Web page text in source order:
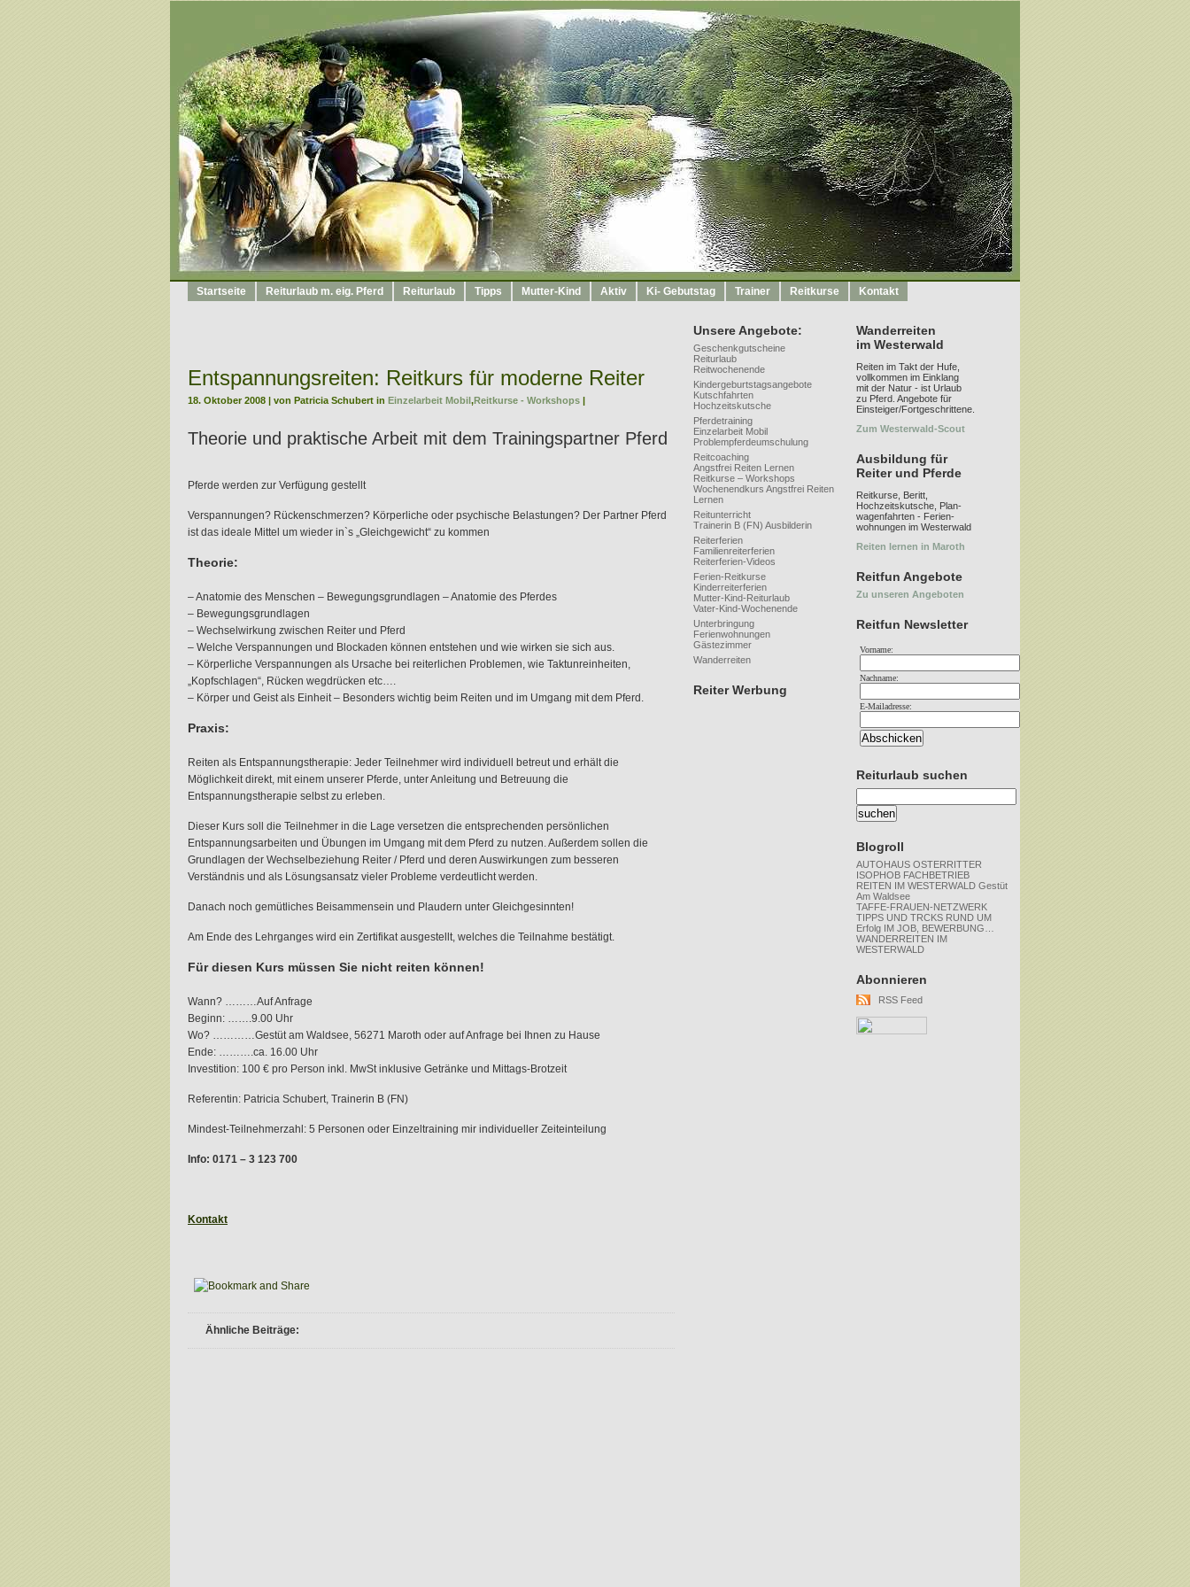
Startseite Reiturlaub m. eig. Pferd Reiturlaub Tipps Mutter-Kind Aktiv Ki- Gebutstag Trainer Reitkurse Kontakt
Entspannungsreiten: Reitkurs für moderne Reiter
18. Oktober 2008 | von Patricia Schubert in Einzelarbeit Mobil,Reitkurse - Workshops |
Theorie und praktische Arbeit mit dem Trainingspartner Pferd
Pferde werden zur Verfügung gestellt
Verspannungen? Rückenschmerzen? Körperliche oder psychische Belastungen? Der Partner Pferd
ist das ideale Mittel um wieder in`s „Gleichgewicht“ zu kommen
Theorie:
– Anatomie des Menschen – Bewegungsgrundlagen – Anatomie des Pferdes
– Bewegungsgrundlagen
– Wechselwirkung zwischen Reiter und Pferd
– Welche Verspannungen und Blockaden können entstehen und wie wirken sie sich aus.
– Körperliche Verspannungen als Ursache bei reiterlichen Problemen, wie Taktunreinheiten,
„Kopfschlagen“, Rücken wegdrücken etc….
– Körper und Geist als Einheit – Besonders wichtig beim Reiten und im Umgang mit dem Pferd.
Praxis:
Reiten als Entspannungstherapie: Jeder Teilnehmer wird individuell betreut und erhält die
Möglichkeit direkt, mit einem unserer Pferde, unter Anleitung und Betreuung die
Entspannungstherapie selbst zu erleben.
Dieser Kurs soll die Teilnehmer in die Lage versetzen die entsprechenden persönlichen
Entspannungsarbeiten und Übungen im Umgang mit dem Pferd zu nutzen. Außerdem sollen die
Grundlagen der Wechselbeziehung Reiter / Pferd und deren Auswirkungen zum besseren
Verständnis und als Lösungsansatz vieler Probleme verdeutlicht werden.
Danach noch gemütliches Beisammensein und Plaudern unter Gleichgesinnten!
Am Ende des Lehrganges wird ein Zertifikat ausgestellt, welches die Teilnahme bestätigt.
Für diesen Kurs müssen Sie nicht reiten können!
Wann? ………Auf Anfrage
Beginn: …….9.00 Uhr
Wo? …………Gestüt am Waldsee, 56271 Maroth oder auf Anfrage bei Ihnen zu Hause
Ende: ……….ca. 16.00 Uhr
Investition: 100 € pro Person inkl. MwSt inklusive Getränke und Mittags-Brotzeit
Referentin: Patricia Schubert, Trainerin B (FN)
Mindest-Teilnehmerzahl: 5 Personen oder Einzeltraining mir individueller Zeiteinteilung
Info: 0171 – 3 123 700
Kontakt
Ähnliche Beiträge:
Unsere Angebote:
Geschenkgutscheine
Reiturlaub
Reitwochenende
Kindergeburtstagsangebote
Kutschfahrten
Hochzeitskutsche
Pferdetraining
Einzelarbeit Mobil
Problempferdeumschulung
Reitcoaching
Angstfrei Reiten Lernen
Reitkurse – Workshops
Wochenendkurs Angstfrei Reiten
Lernen
Reitunterricht
Trainerin B (FN) Ausbilderin
Reiterferien
Familienreiterferien
Reiterferien-Videos
Ferien-Reitkurse
Kinderreiterferien
Mutter-Kind-Reiturlaub
Vater-Kind-Wochenende
Unterbringung
Ferienwohnungen
Gästezimmer
Wanderreiten
Reiter Werbung
Wanderreiten
im Westerwald
Reiten im Takt der Hufe,
vollkommen im Einklang
mit der Natur - ist Urlaub
zu Pferd. Angebote für
Einsteiger/Fortgeschrittene.
Zum Westerwald-Scout
Ausbildung für
Reiter und Pferde
Reitkurse, Beritt,
Hochzeitskutsche, Plan-
wagenfahrten - Ferien-
wohnungen im Westerwald
Reiten lernen in Maroth
Reitfun Angebote
Zu unseren Angeboten
Reitfun Newsletter
Vorname:
Nachname:
E-Mailadresse:
Reiturlaub suchen
Blogroll
AUTOHAUS OSTERRITTER
ISOPHOB FACHBETRIEB
REITEN IM WESTERWALD Gestüt
Am Waldsee
TAFFE-FRAUEN-NETZWERK
TIPPS UND TRCKS RUND UM
Erfolg IM JOB, BEWERBUNG…
WANDERREITEN IM
WESTERWALD
Abonnieren
RSS Feed